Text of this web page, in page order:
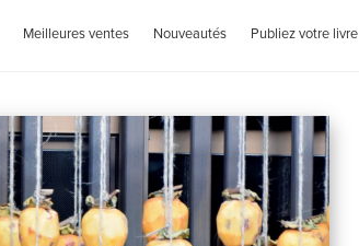
Meilleures ventes Nouveautés Publiez votre livre